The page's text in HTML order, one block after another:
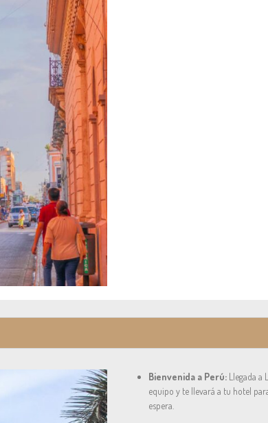
Bienvenida a Perú: Llegada a
equipo y te llevará a tu hotel
espera.